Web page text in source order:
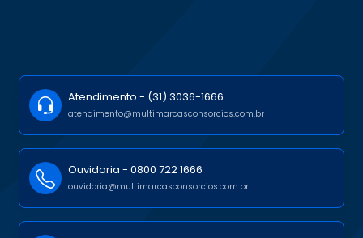
Atendimento - (31) 3036-1666
atendimento@multimarcasconsorcios.com.br
Ouvidoria - 0800 722 1666
ouvidoria@multimarcasconsorcios.com.br